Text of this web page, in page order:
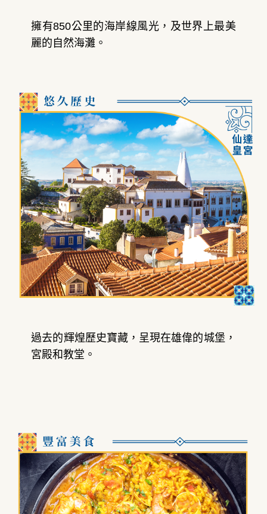
擁有850公里的海岸線風光，及世界上最美
麗的自然海灘。
過去的輝煌歷史寶藏，呈現在雄偉的城堡，
宮殿和教堂。